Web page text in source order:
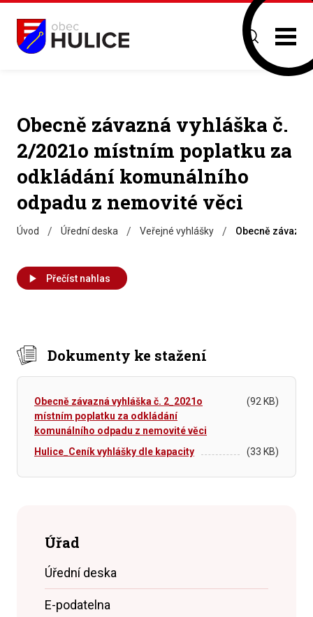
Obecně závazná vyhláška č.
2/2021o místním poplatku za
odkládání komunálního
odpadu z nemovité věci
Úvod / Úřední deska / Veřejné vyhlášky / Obecně
Přečíst nahlas
Dokumenty ke stažení
Obecně závazná vyhláška č. 2_2021o
místním poplatku za odkládání
komunálního odpadu z nemovité věci
(92 KB)
Hulice_Ceník vyhlášky dle kapacity (33 KB)
Úřad
Úřední deska
E-podatelna